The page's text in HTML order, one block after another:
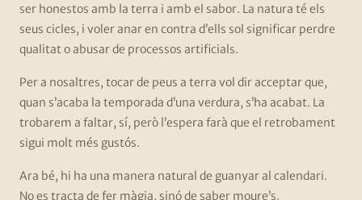
ser honestos amb la terra i amb el sabor. La natura té els
seus cicles, i voler anar en contra d’ells sol significar perdre
qualitat o abusar de processos artificials.
Per a nosaltres, tocar de peus a terra vol dir acceptar que,
quan s’acaba la temporada d’una verdura, s’ha acabat. La
trobarem a faltar, sí, però l’espera farà que el retrobament
sigui molt més gustós.
Ara bé, hi ha una manera natural de guanyar al calendari.
No es tracta de fer màgia, sinó de saber moure’s.